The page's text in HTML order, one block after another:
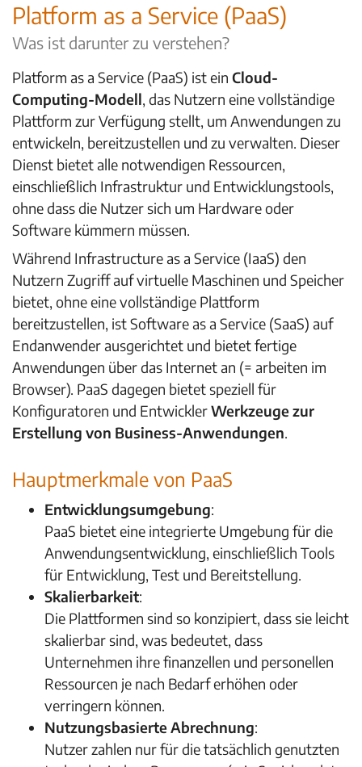
Platform as a Service (PaaS)
Was ist darunter zu verstehen?
Platform as a Service (PaaS) ist ein Cloud-
Computing-Modell, das Nutzern eine vollständige
Plattform zur Verfügung stellt, um Anwendungen zu
entwickeln, bereitzustellen und zu verwalten. Dieser
Dienst bietet alle notwendigen Ressourcen,
einschließlich Infrastruktur und Entwicklungstools,
ohne dass die Nutzer sich um Hardware oder
Software kümmern müssen.
Während Infrastructure as a Service (IaaS) den
Nutzern Zugriff auf virtuelle Maschinen und Speicher
bietet, ohne eine vollständige Plattform
bereitzustellen, ist Software as a Service (SaaS) auf
Endanwender ausgerichtet und bietet fertige
Anwendungen über das Internet an (= arbeiten im
Browser). PaaS dagegen bietet speziell für
Konfiguratoren und EntwicklerWerkzeuge zur
Erstellung von Business-Anwendungen.
Hauptmerkmale von PaaS
Entwicklungsumgebung:
PaaS bietet eine integrierte Umgebung für die
Anwendungsentwicklung, einschließlich Tools
für Entwicklung, Test und Bereitstellung.
Skalierbarkeit:
Die Plattformen sind so konzipiert, dass sie leicht
skalierbar sind, was bedeutet, dass
Unternehmen ihre finanzellen und personellen
Ressourcen je nach Bedarf erhöhen oder
verringern können.
Nutzungsbasierte Abrechnung:
Nutzer zahlen nur für die tatsächlich genutzten